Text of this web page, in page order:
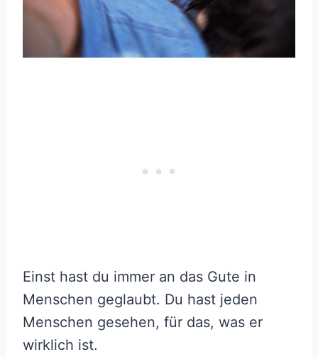
Einst hast du immer an das Gute in
Menschen geglaubt. Du hast jeden
Menschen gesehen, für das, was er
wirklich ist.